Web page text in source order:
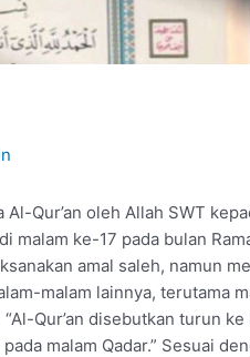
Qur’an oleh Allah SWT
malam ke-17 pada bulan
amal saleh, namun
malam lainnya, terutama
Qur’an disebutkan turun
malam Qadar.” Sesuai